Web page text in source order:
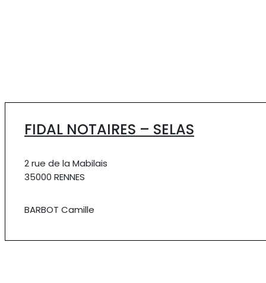
FIDAL NOTAIRES – SELAS
2 rue de la Mabilais
35000 RENNES
BARBOT Camille